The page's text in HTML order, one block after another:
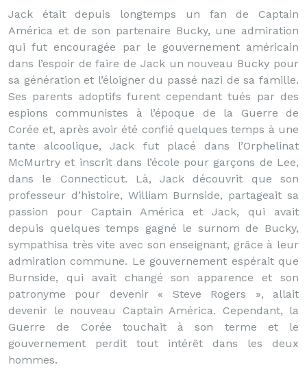
Jack était depuis longtemps un fan de Captain
América et de son partenaire Bucky, une admiration
qui fut encouragée par le gouvernement américain
dans l’espoir de faire de Jack un nouveau Bucky pour
sa génération et l’éloigner du passé nazi de sa famille.
Ses parents adoptifs furent cependant tués par des
espions communistes à l’époque de la Guerre de
Corée et, après avoir été confié quelques temps à une
tante alcoolique, Jack fut placé dans l’Orphelinat
McMurtry et inscrit dans l’école pour garçons de Lee,
dans le Connecticut. Là, Jack découvrit que son
professeur d’histoire, William Burnside, partageait sa
passion pour Captain América et Jack, qui avait
depuis quelques temps gagné le surnom de Bucky,
sympathisa très vite avec son enseignant, grâce à leur
admiration commune. Le gouvernement espérait que
Burnside, qui avait changé son apparence et son
patronyme pour devenir « Steve Rogers », allait
devenir le nouveau Captain América. Cependant, la
Guerre de Corée touchait à son terme et le
gouvernement perdit tout intérêt dans les deux
hommes.